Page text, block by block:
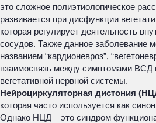
это сложное полиэтиологическое
развивается при дисфункции
которая регулирует деятельность
сосудов. Также данное заболевание
названием “кардионевроз”,
взаимосвязь между симптомами ВСД
вегетативной нервной системы.
Нейроциркуляторная дистония
которая часто используется как
Однако НЦД – это синдром